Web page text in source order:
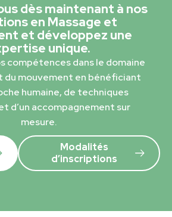
dès maintenant à nos
en Massage et
et développez une
unique.
compétences dans le domaine
du mouvement en bénéficiant
humaine, de techniques
d’un accompagnement sur
mesure.
Modalités
d’inscriptions